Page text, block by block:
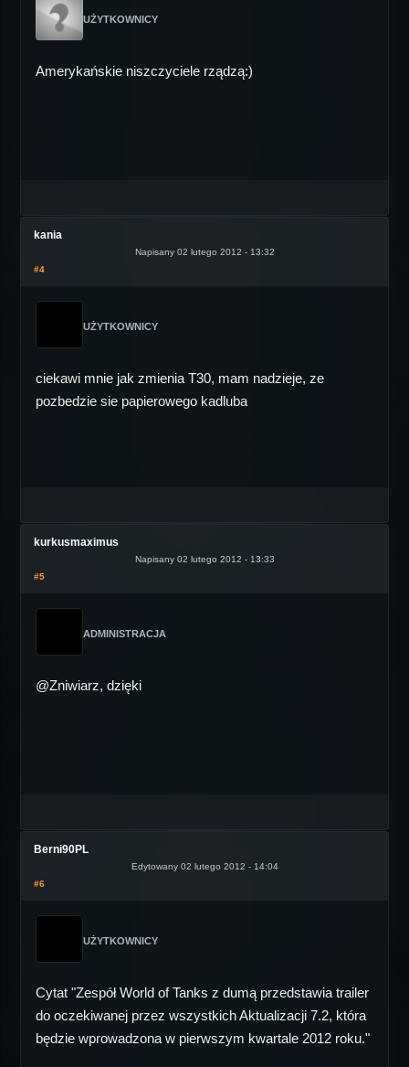
UŻYTKOWNICY
Amerykańskie niszczyciele rządzą:)
kania
Napisany 02 lutego 2012 - 13:32
#4
UŻYTKOWNICY
ciekawi mnie jak zmienia T30, mam nadzieje, ze
pozbedzie sie papierowego kadluba
kurkusmaximus
Napisany 02 lutego 2012 - 13:33
#5
ADMINISTRACJA
@Zniwiarz, dzięki
Berni90PL
Edytowany 02 lutego 2012 - 14:04
#6
UŻYTKOWNICY
Cytat "Zespół World of Tanks z dumą przedstawia trailer
do oczekiwanej przez wszystkich Aktualizacji 7.2, która
będzie wprowadzona w pierwszym kwartale 2012 roku."